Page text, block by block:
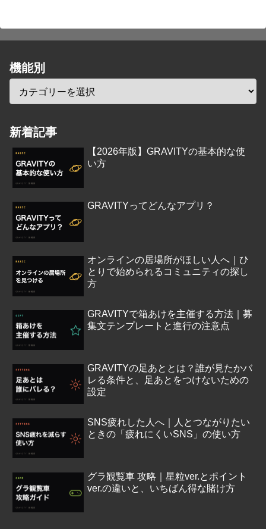
機能別
新着記事
【2026年版】GRAVITYの基本的な使
い方
GRAVITYってどんなアプリ？
オンラインの居場所がほしい人へ｜ひ
とりで始められるコミュニティの探し
方
GRAVITYで箱あけを主催する方法｜募
集文テンプレートと進行の注意点
GRAVITYの足あととは？誰が見たかバ
レる条件と、足あとをつけないための
設定
SNS疲れした人へ｜人とつながりたい
ときの「疲れにくいSNS」の使い方
グラ観覧車 攻略｜星粒ver.とポイント
ver.の違いと、いちばん得な賭け方